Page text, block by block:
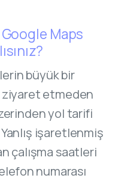
Maps
büyük bir
etmeden
yol tarifi
işaretlenmiş
çalışma saatleri
numarası